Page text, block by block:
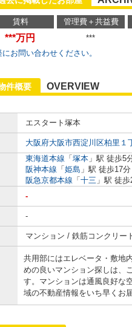
賃料 管理費＋共益費
***万円 ***
お問い合わせください。
件概要 OVERVIEW
エスタート塚本
大阪府大阪市西淀川区柏里１
東海道本線 「 塚本 」駅 徒歩5
阪神本線 「 姫島 」駅 徒歩17分
阪急京都本線 「 十三 」駅 徒歩
-
-
マンション / 鉄筋コンクリー
共用部にはエレベータ・敷地
めの良いマンション探しは、
す。マンションは通風良好な
域の不動産情報をいち早くお